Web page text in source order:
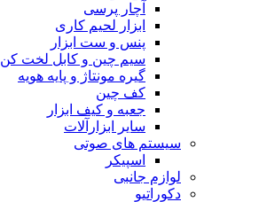
آچار پرسی
ابزار لحیم کاری
پنس و ست ابزار
سیم چین و کابل لخت کن
گیره مونتاژ و پایه هویه
کف چین
جعبه و کیف ابزار
سایر ابزارآلات
سیستم های صوتی
اسپیکر
لوازم جانبی
دکوراتیو